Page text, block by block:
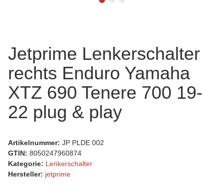
Jetprime Lenkerschalter
rechts Enduro Yamaha
XTZ 690 Tenere 700 19-
22 plug & play
Artikelnummer: JP PLDE 002
GTIN: 8050247960874
Kategorie: Lenkerschalter
Hersteller: jetprime